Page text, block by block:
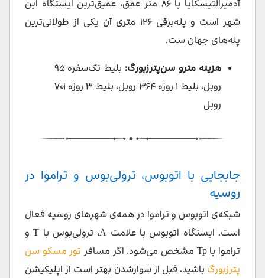
آدمیرالتیسکایا با ۸۶ متر عمق، عمیق‌ترین ایستگاه این
شهر است و پله‌برقی ۱۲۶ متری آن یکی از طولانی‌ترین‌
پله‌های جهان ست.
هزینه مترو سن‌پترزبورگ:
بلیط تک‌سفره ۹۵
روبل، بلیط ۱ روزه ۳۶۴ روبل، بلیط ۳ روزه ۷۰۱
روبل
جابجایی با اتوبوس، ترولی‌بوس و تراموا در
روسیه
شبکه‌ی اتوبوس و تراموا در همه‌ی شهرهای روسیه فعال
است. ایستگاه اتوبوس با علامت А، ترولی‌بوس با Т و
تراموا با Тр مشخص می‌شود. اگر مسافر
تور مسکو سن
پترزبورگ باشید، قبل از سوارشدن بهتر است از اپلیکیشن